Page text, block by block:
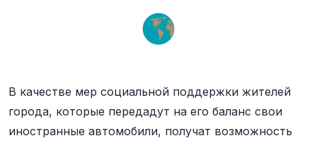
В качестве мер социальной поддержки жителей
города, которые передадут на его баланс свои
иностранные автомобили, получат возможность